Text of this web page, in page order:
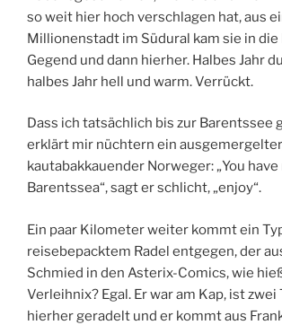
so weit hier hoch verschlagen hat, aus
Millionenstadt im Südural kam sie in
Gegend und dann hierher. Halbes Jahr
halbes Jahr hell und warm. Verrückt.
Dass ich tatsächlich bis zur Barentssee
erklärt mir nüchtern ein
kautabakkauender Norweger: „You
Barentssea“, sagt er schlicht, „enjoy“.
Ein paar Kilometer weiter kommt ein
reisebepacktem Radel entgegen, der
Schmied in den Asterix-Comics, wie
Verleihnix? Egal. Er war am Kap, ist zwei
hierher geradelt und er kommt aus